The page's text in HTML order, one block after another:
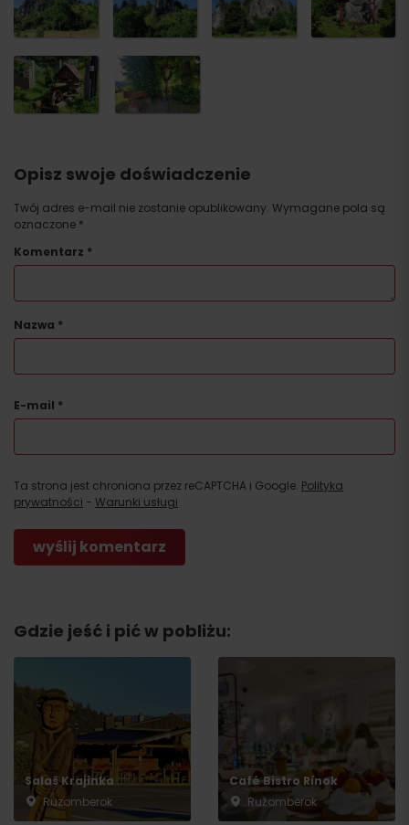
Opisz swoje doświadczenie
Twój adres e-mail nie zostanie opublikowany. Wymagane pola są
oznaczone *
Komentarz *
Nazwa *
E-mail *
Ta strona jest chroniona przez reCAPTCHA i Google. Polityka
prywatności - Warunki usługi
Gdzie jeść i pić w pobliżu:
Salaš Krajinka
Ruzomberok
Café Bistro Rínok
Ružomberok